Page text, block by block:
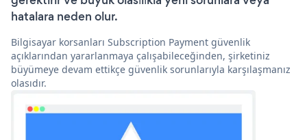
hatalara neden olur.
Bilgisayar korsanları Subscription Payment güvenlik
açıklarından yararlanmaya çalışabileceğinden, şirketiniz
büyümeye devam ettikçe güvenlik sorunlarıyla karşılaşmanız
olasıdır.